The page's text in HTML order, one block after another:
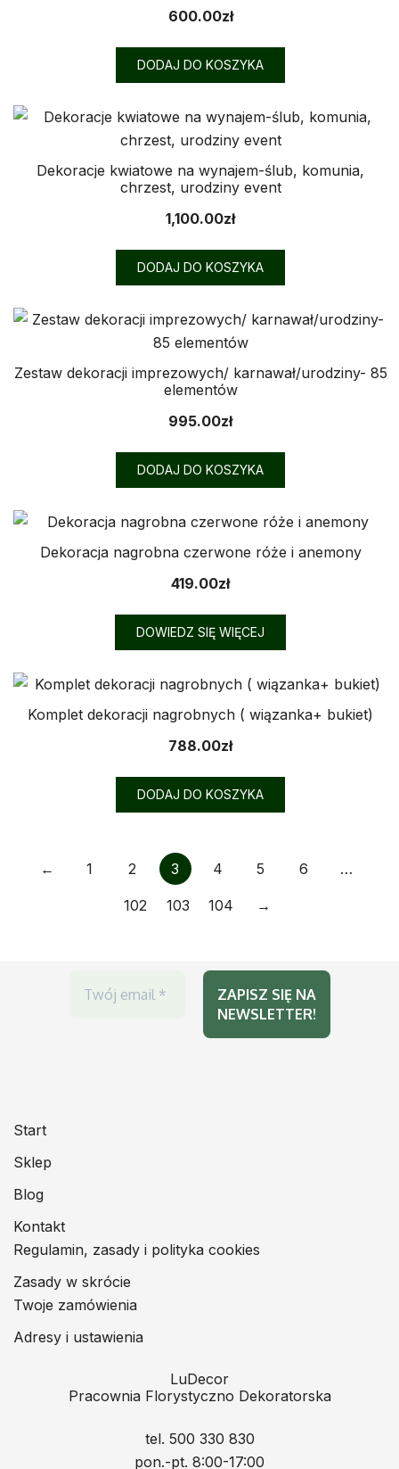
600.00zł
DODAJ DO KOSZYKA
Dekoracje kwiatowe na wynajem-ślub, komunia,
chrzest, urodziny event
1,100.00zł
DODAJ DO KOSZYKA
Zestaw dekoracji imprezowych/ karnawał/urodziny- 85
elementów
995.00zł
DODAJ DO KOSZYKA
Dekoracja nagrobna czerwone róże i anemony
419.00zł
DOWIEDZ SIĘ WIĘCEJ
Komplet dekoracji nagrobnych ( wiązanka+ bukiet)
788.00zł
DODAJ DO KOSZYKA
← 1 2 3 4 5 6 …
102 103 104 →
Start
Sklep
Blog
Kontakt
Regulamin, zasady i polityka cookies
Zasady w skrócie
Twoje zamówienia
Adresy i ustawienia
LuDecor
Pracownia Florystyczno Dekoratorska
tel. 500 330 830
pon.-pt. 8:00-17:00